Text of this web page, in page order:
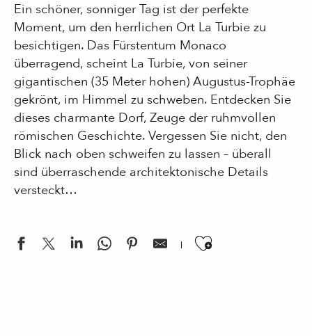
Ein schöner, sonniger Tag ist der perfekte
Moment, um den herrlichen Ort La Turbie zu
besichtigen. Das Fürstentum Monaco
überragend, scheint La Turbie, von seiner
gigantischen (35 Meter hohen) Augustus-Trophäe
gekrönt, im Himmel zu schweben. Entdecken Sie
dieses charmante Dorf, Zeuge der ruhmvollen
römischen Geschichte. Vergessen Sie nicht, den
Blick nach oben schweifen zu lassen – überall
sind überraschende architektonische Details
versteckt…
Ajouter